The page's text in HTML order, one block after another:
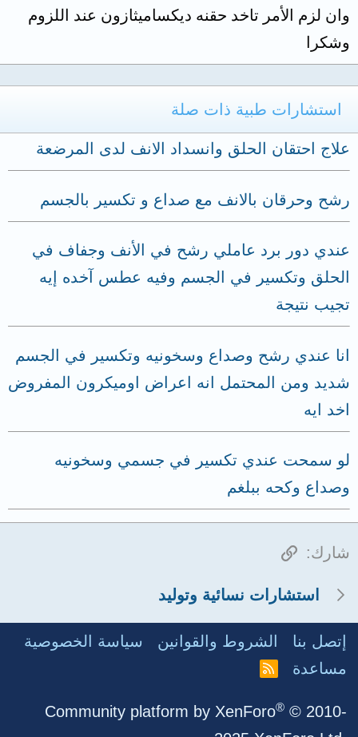
وان لزم الأمر تاخد حقنه ديكساميثازون عند اللزوم
وشكرا
استشارات طبية ذات صلة
علاج احتقان الحلق وانسداد الانف لدى المرضعة
رشح وحرقان بالانف مع صداع و تكسير بالجسم
عندي دور برد عاملي رشح في الأنف وجفاف في
الحلق وتكسير في الجسم وفيه عطس آخده إيه
تجيب نتيجة
انا عندي رشح وصداع وسخونيه وتكسير في الجسم
شديد ومن المحتمل انه اعراض اوميكرون المفروض
اخد ايه
لو سمحت عندي تكسير في جسمي وسخونيه
وصداع وكحه ببلغم
شارك: الرابط
استشارات نسائية وتوليد
إتصل بنا الشروط والقوانين
سياسة الخصوصية
مساعدة
R
Community platform by XenForo® © 2010-